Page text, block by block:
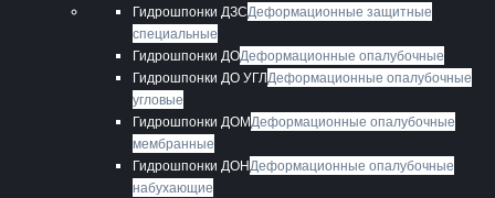
Гидрошпонки ДЗСДеформационные защитные
специальные
Гидрошпонки ДОДеформационные опалубочные
Гидрошпонки ДО УГЛДеформационные опалубочные
угловые
Гидрошпонки ДОМДеформационные опалубочные
мембранные
Гидрошпонки ДОНДеформационные опалубочные
набухающие